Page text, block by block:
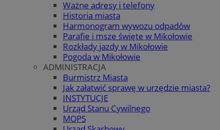
Ważne adresy i telefony
Historia miasta
Harmonogram wywozu odpadów
Parafie i msze święte w Mikołowie
Rozkłady jazdy w Mikołowie
Pogoda w Mikołowie
ADMINISTRACJA
Burmistrz Miasta
Jak załatwić sprawę w urzędzie miasta?
INSTYTUCJE
Urząd Stanu Cywilnego
MOPS